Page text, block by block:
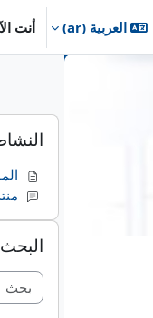
العربية ‎(ar)‎ أنت
الكتل
تجاوز
تجاوز